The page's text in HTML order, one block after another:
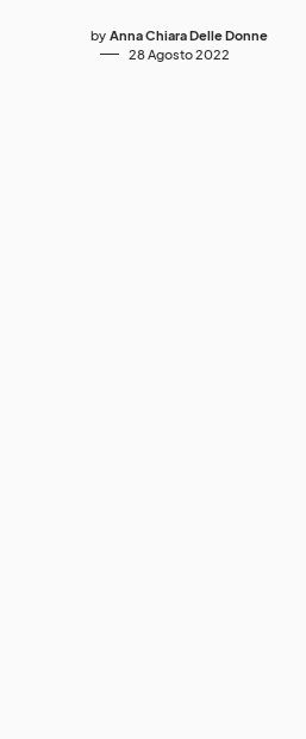
by Anna Chiara Delle Donne
28 Agosto 2022